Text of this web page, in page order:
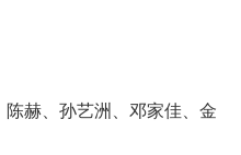
赫、孙艺洲、邓家佳、金